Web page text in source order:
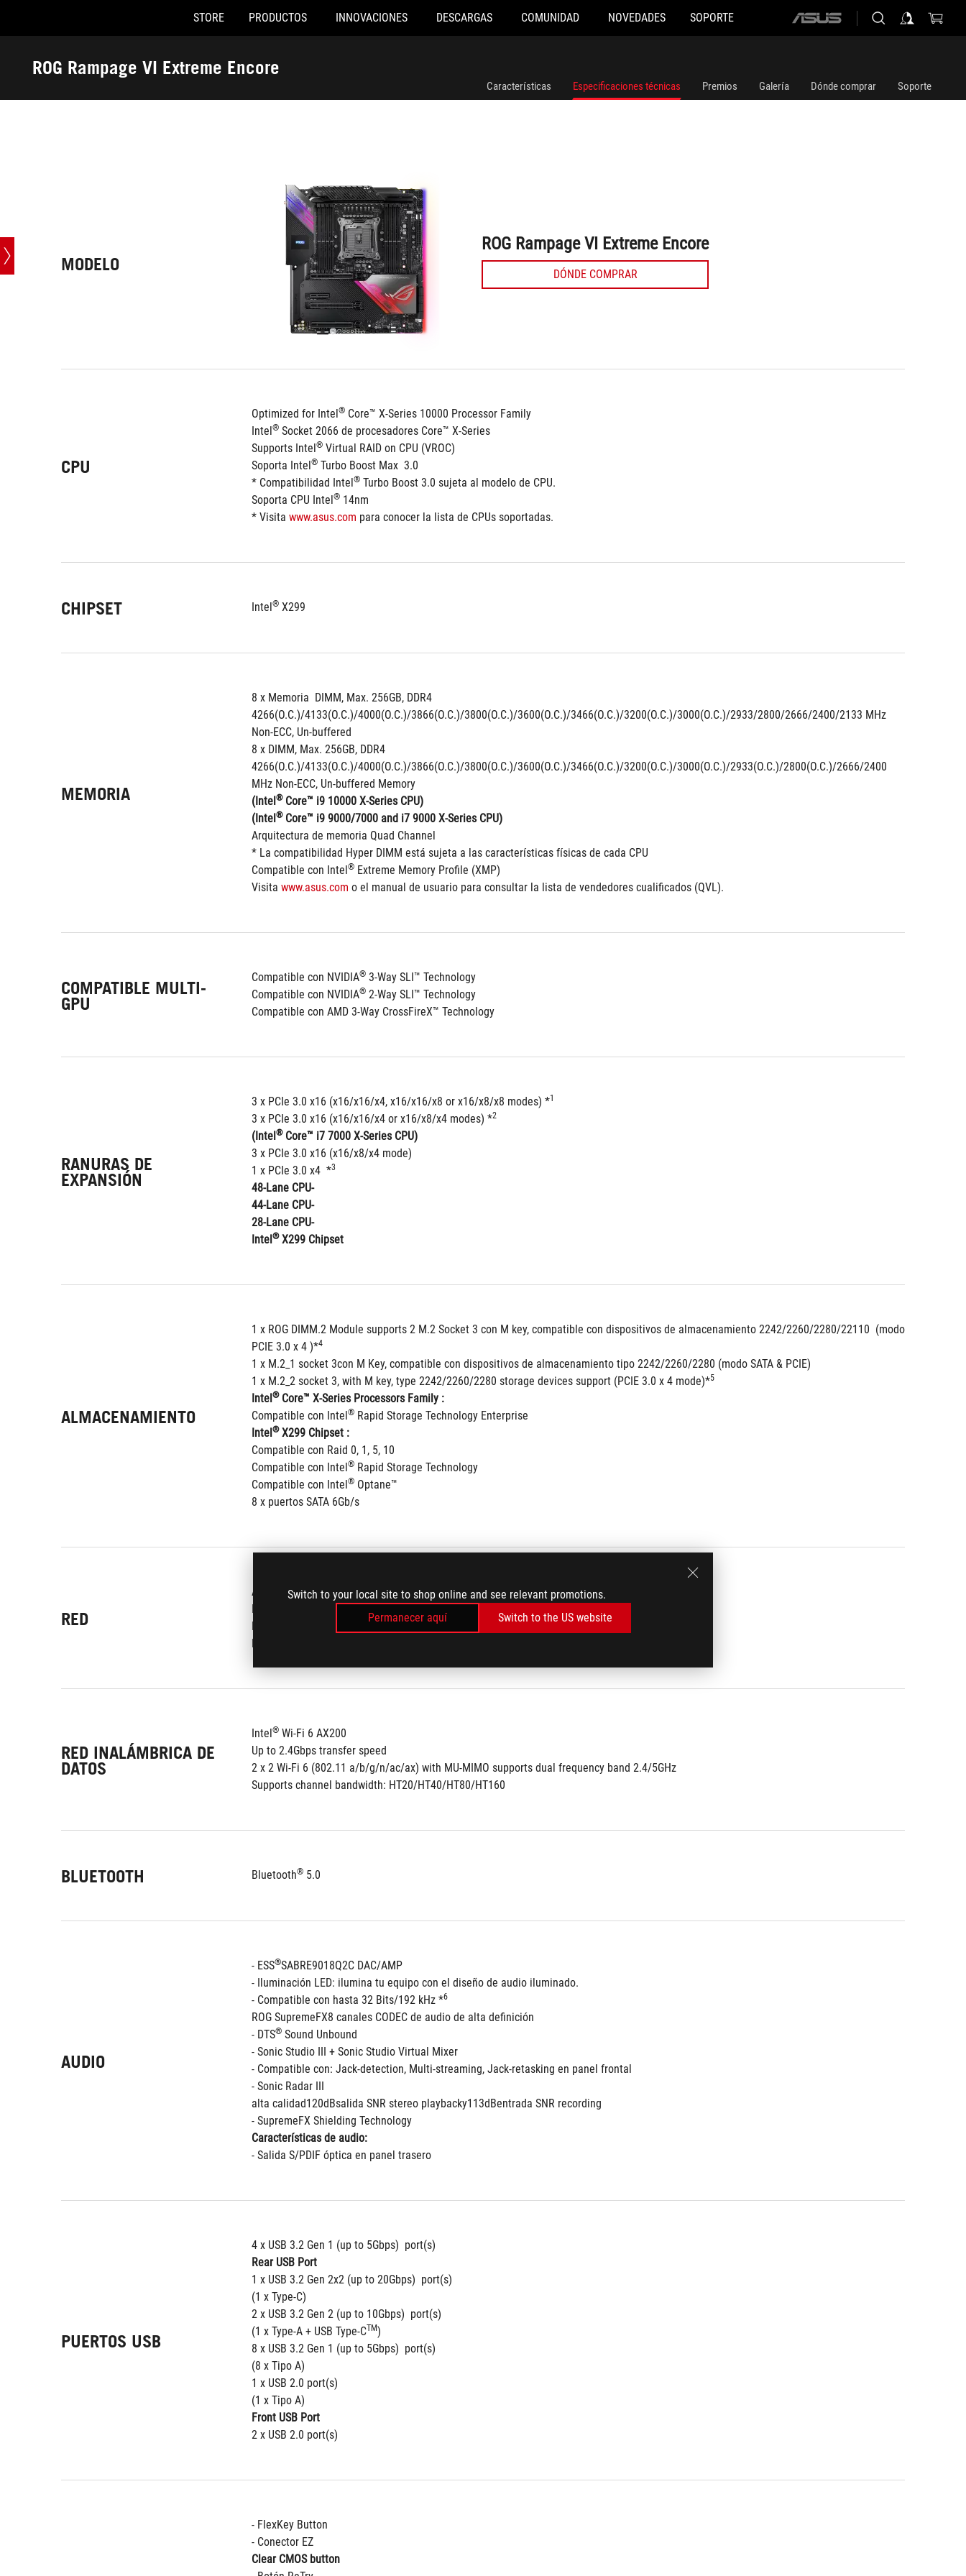
Switch to your local site to shop online and see relevant promotions.
Permanecer aquí
Switch to the US website
Accessibility links
STORE PRODUCTOS INNOVACIONES DESCARGAS COMUNIDAD NOVEDADES SOPORTE
ASUS
ROG Rampage VI Extreme Encore
Especificaciones
Características Especificaciones técnicas Premios Galería Dónde comprar Soporte
MODELO
ROG Rampage VI Extreme Encore
DÓNDE COMPRAR
CPU
Optimized for Intel® Core™ X-Series 10000 Processor Family
Intel® Socket 2066 de procesadores Core™ X-Series
Supports Intel® Virtual RAID on CPU (VROC)
Soporta Intel® Turbo Boost Max  3.0
* Compatibilidad Intel® Turbo Boost 3.0 sujeta al modelo de CPU.
Soporta CPU Intel® 14nm
* Visita www.asus.com para conocer la lista de CPUs soportadas.
CHIPSET Intel® X299
MEMORIA
8 x Memoria  DIMM, Max. 256GB, DDR4
4266(O.C.)/4133(O.C.)/4000(O.C.)/3866(O.C.)/3800(O.C.)/3600(O.C.)/3466(O.C.)/3200(O.C.)/3000(O.C.)/2933/2800/2666/2400/2133 MHz
Non-ECC, Un-buffered
8 x DIMM, Max. 256GB, DDR4
4266(O.C.)/4133(O.C.)/4000(O.C.)/3866(O.C.)/3800(O.C.)/3600(O.C.)/3466(O.C.)/3200(O.C.)/3000(O.C.)/2933(O.C.)/2800(O.C.)/2666/2400
MHz Non-ECC, Un-buffered Memory
(Intel® Core™ i9 10000 X-Series CPU)
(Intel® Core™ i9 9000/7000 and i7 9000 X-Series CPU)
Arquitectura de memoria Quad Channel
* La compatibilidad Hyper DIMM está sujeta a las características físicas de cada CPU
Compatible con Intel® Extreme Memory Profile (XMP)
Visita www.asus.com o el manual de usuario para consultar la lista de vendedores cualificados (QVL).
COMPATIBLE MULTI-
GPU
Compatible con NVIDIA® 3-Way SLI™ Technology
Compatible con NVIDIA® 2-Way SLI™ Technology
Compatible con AMD 3-Way CrossFireX™ Technology
RANURAS DE
EXPANSIÓN
3 x PCIe 3.0 x16 (x16/x16/x4, x16/x16/x8 or x16/x8/x8 modes) *1
3 x PCIe 3.0 x16 (x16/x16/x4 or x16/x8/x4 modes) *2
(Intel® Core™ i7 7000 X-Series CPU)
3 x PCIe 3.0 x16 (x16/x8/x4 mode)
1 x PCIe 3.0 x4  *3
48-Lane CPU-
44-Lane CPU-
28-Lane CPU-
Intel® X299 Chipset
ALMACENAMIENTO
1 x ROG DIMM.2 Module supports 2 M.2 Socket 3 con M key, compatible con dispositivos de almacenamiento 2242/2260/2280/22110  (modo
PCIE 3.0 x 4 )*4
1 x M.2_1 socket 3con M Key, compatible con dispositivos de almacenamiento tipo 2242/2260/2280 (modo SATA & PCIE)
1 x M.2_2 socket 3, with M key, type 2242/2260/2280 storage devices support (PCIE 3.0 x 4 mode)*5
Intel® Core™ X-Series Processors Family :
Compatible con Intel® Rapid Storage Technology Enterprise
Intel® X299 Chipset :
Compatible con Raid 0, 1, 5, 10
Compatible con Intel® Rapid Storage Technology
Compatible con Intel® Optane™
8 x puertos SATA 6Gb/s
RED
Aquantia AQC-107 10G
Intel
LANGuard: protección contra sobrecarga
ROG GameFirst Technology
RED INALÁMBRICA DE
DATOS
Intel® Wi-Fi 6 AX200
Up to 2.4Gbps transfer speed
2 x 2 Wi-Fi 6 (802.11 a/b/g/n/ac/ax) with MU-MIMO supports dual frequency band 2.4/5GHz
Supports channel bandwidth: HT20/HT40/HT80/HT160
BLUETOOTH Bluetooth® 5.0
AUDIO
- ESS®SABRE9018Q2C DAC/AMP
- Iluminación LED: ilumina tu equipo con el diseño de audio iluminado.
- Compatible con hasta 32 Bits/192 kHz *6
ROG SupremeFX8 canales CODEC de audio de alta definición
- DTS® Sound Unbound
- Sonic Studio III + Sonic Studio Virtual Mixer
- Compatible con: Jack-detection, Multi-streaming, Jack-retasking en panel frontal
- Sonic Radar III
alta calidad120dBsalida SNR stereo playbacky113dBentrada SNR recording
- SupremeFX Shielding Technology
Características de audio:
- Salida S/PDIF óptica en panel trasero
PUERTOS USB
4 x USB 3.2 Gen 1 (up to 5Gbps)  port(s)
Rear USB Port
1 x USB 3.2 Gen 2x2 (up to 20Gbps)  port(s)
(1 x Type-C)
2 x USB 3.2 Gen 2 (up to 10Gbps)  port(s)
(1 x Type-A + USB Type-CTM)
8 x USB 3.2 Gen 1 (up to 5Gbps)  port(s)
(8 x Tipo A)
1 x USB 2.0 port(s)
(1 x Tipo A)
Front USB Port
2 x USB 2.0 port(s)
- FlexKey Button
- Conector EZ
Clear CMOS button
ROG Rampage VI Extreme Encore